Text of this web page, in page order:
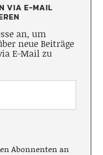
VIA E-MAIL
an, um
neue Beiträge
E-Mail zu
Abonnenten an